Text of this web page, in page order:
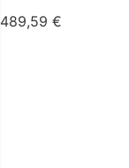
489,59 €